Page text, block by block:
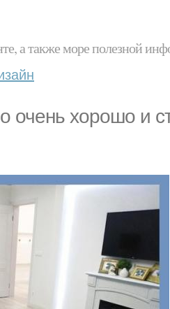
а также море полезной
очень хорошо и